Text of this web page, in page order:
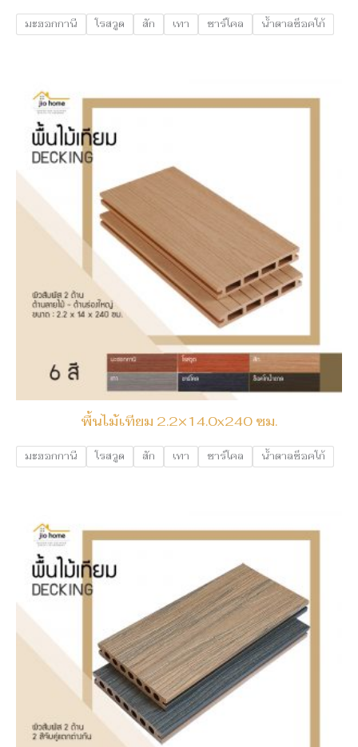
มะฮอกกานี โรสวูด สัก เทา ชาร์โคล น้ำตาลช็อคโก้
พื้นไม้เทียม 2.2×14.0x240 ซม.
มะฮอกกานี โรสวูด สัก เทา ชาร์โคล น้ำตาลช็อคโก้